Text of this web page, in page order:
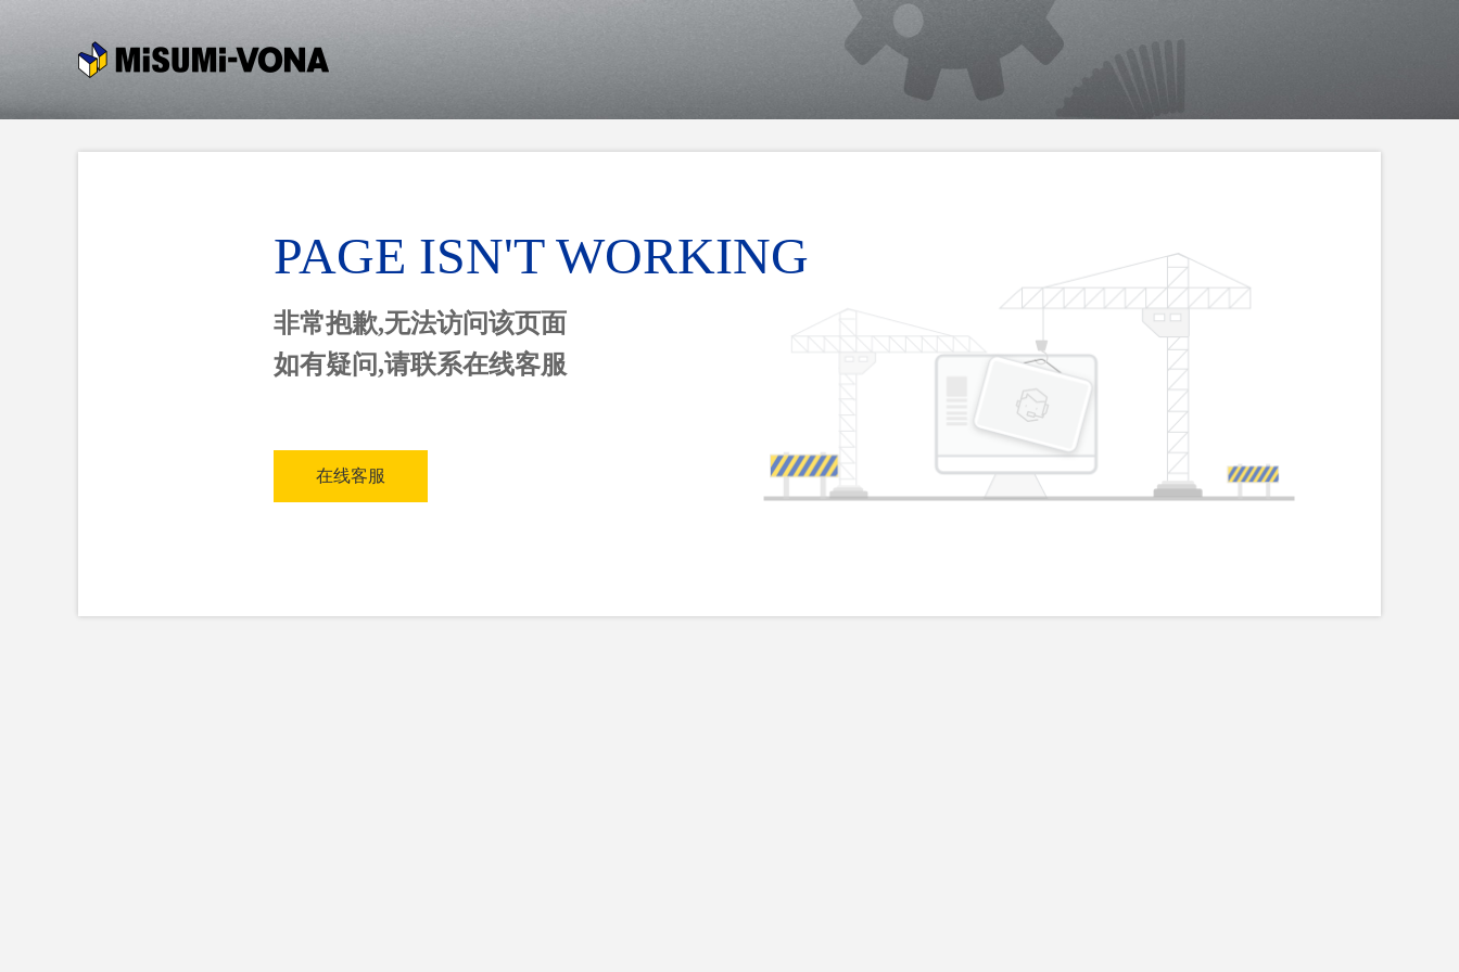
PAGE ISN'T WORKING
非常抱歉,无法访问该页面
如有疑问,请联系在线客服
在线客服